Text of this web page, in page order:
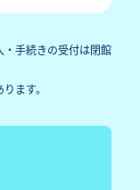
手続きの受付は閉館
ます。